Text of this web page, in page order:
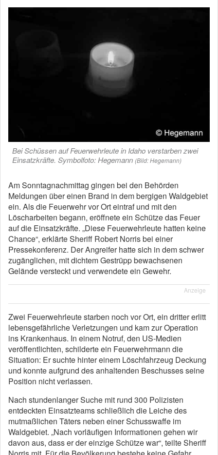
Bei Schüssen auf Feuerwehrleute in Idaho verstarben zwei
Einsatzkräfte. Symbolfoto: Hegemann (Bild: Hegemann)
Am Sonntagnachmittag gingen bei den Behörden
Meldungen über einen Brand in dem bergigen Waldgebiet
ein. Als die Feuerwehr vor Ort eintraf und mit den
Löscharbeiten begann, eröffnete ein Schütze das Feuer
auf die Einsatzkräfte. „Diese Feuerwehrleute hatten keine
Chance“, erklärte Sheriff Robert Norris bei einer
Pressekonferenz. Der Angreifer hatte sich in dem schwer
zugänglichen, mit dichtem Gestrüpp bewachsenen
Gelände versteckt und verwendete ein Gewehr.
Anzeige
Zwei Feuerwehrleute starben noch vor Ort, ein dritter erlitt
lebensgefährliche Verletzungen und kam zur Operation
ins Krankenhaus. In einem Notruf, den US-Medien
veröffentlichten, schilderte ein Feuerwehrmann die
Situation: Er suchte hinter einem Löschfahrzeug Deckung
und konnte aufgrund des anhaltenden Beschusses seine
Position nicht verlassen.
Nach stundenlanger Suche mit rund 300 Polizisten
entdeckten Einsatzteams schließlich die Leiche des
mutmaßlichen Täters neben einer Schusswaffe im
Waldgebiet. „Nach vorläufigen Informationen gehen wir
davon aus, dass er der einzige Schütze war“, teilte Sheriff